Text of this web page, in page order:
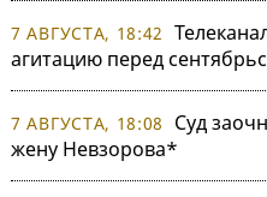
7 АВГУСТА, 18:42
агитацию перед
7 АВГУСТА, 18:08
Суд
жену Невзорова*